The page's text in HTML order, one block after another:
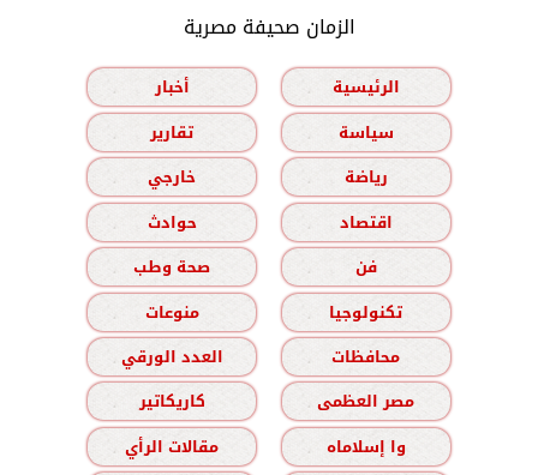
الزمان صحيفة مصرية
الرئيسية
أخبار
سياسة
تقارير
رياضة
خارجي
اقتصاد
حوادث
فن
صحة وطب
تكنولوجيا
منوعات
محافظات
العدد الورقي
مصر العظمى
كاريكاتير
وا إسلاماه
مقالات الرأي